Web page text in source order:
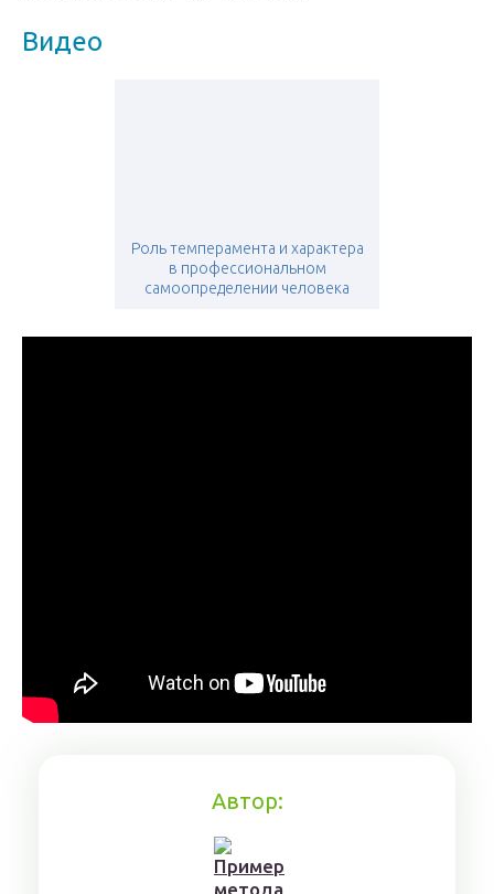
Видео
Роль темперамента и характера
в профессиональном
самоопределении человека
Автор: